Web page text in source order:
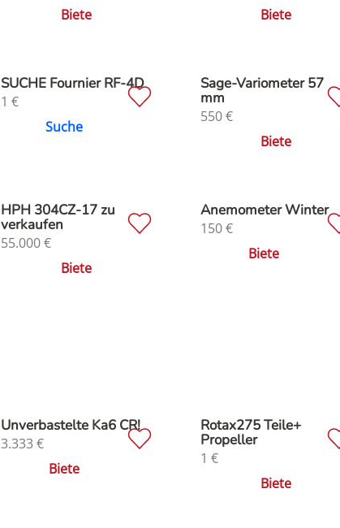
Biete
Biete
SUCHE Fournier RF-4D
1 €
Suche
Sage-Variometer 57
mm
550€
Biete
HPH 304CZ-17 zu
verkaufen
55.000€
Biete
Anemometer Winter
150€
Biete
Unverbastelte Ka6 CR!
3.333 €
Biete
Rotax275 Teile+
Propeller
1 €
Biete